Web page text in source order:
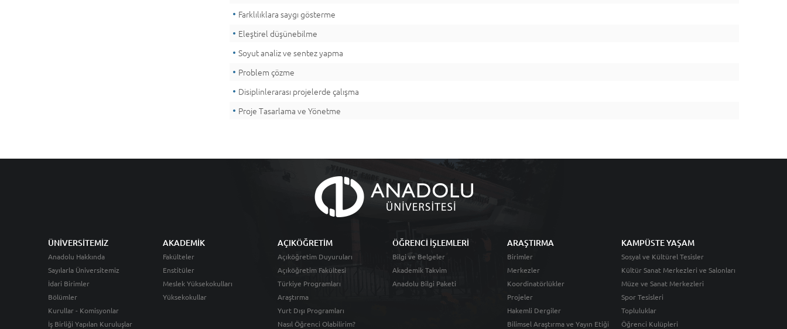
Farklılıklara saygı gösterme
Eleştirel düşünebilme
Soyut analiz ve sentez yapma
Problem çözme
Disiplinlerarası projelerde çalışma
Proje Tasarlama ve Yönetme
ÜNİVERSİTEMİZ
Anadolu Hakkında
Sayılarla Üniversitemiz
İdari Birimler
Bölümler
Kurullar - Komisyonlar
İş Birliği Yapılan Kuruluşlar
AKADEMİK
Fakülteler
Enstitüler
Meslek Yüksekokulları
Yüksekokullar
AÇIKÖĞRETİM
Açıköğretim Duyuruları
Açıköğretim Fakültesi
Türkiye Programları
Araştırma
Yurt Dışı Programları
Nasıl Öğrenci Olabilirim?
ÖĞRENCİ İŞLEMLERİ
Bilgi ve Belgeler
Akademik Takvim
Anadolu Bilgi Paketi
ARAŞTIRMA
Birimler
Merkezler
Koordinatörlükler
Projeler
Hakemli Dergiler
Bilimsel Araştırma ve Yayın Etiği
KAMPÜSTE YAŞAM
Sosyal ve Kültürel Tesisler
Kültür Sanat Merkezleri ve Salonları
Müze ve Sanat Merkezleri
Spor Tesisleri
Topluluklar
Öğrenci Kulüpleri